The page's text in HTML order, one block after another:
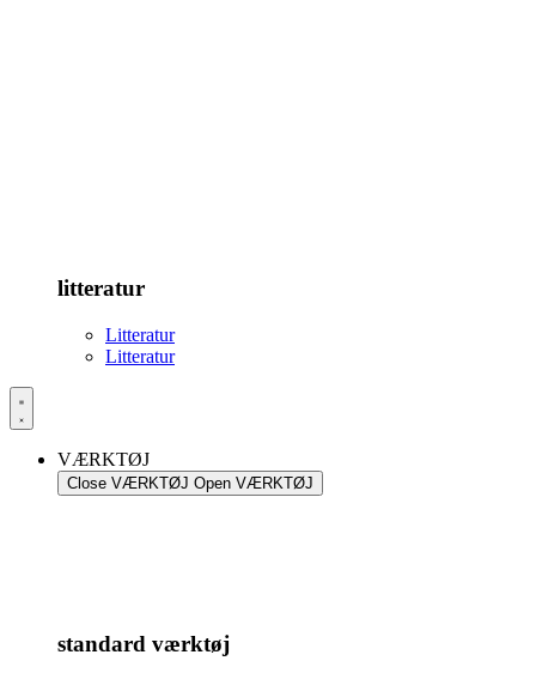
litteratur
Litteratur
Litteratur
VÆRKTØJ
Close VÆRKTØJ Open VÆRKTØJ
standard værktøj